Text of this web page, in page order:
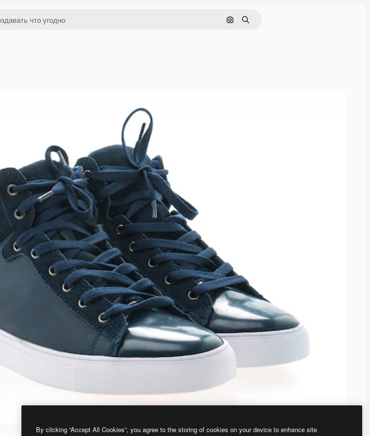
Поиск по изображению
Поиск
By clicking “Accept All Cookies”, you agree to the storing of cookies on your device to enhance site